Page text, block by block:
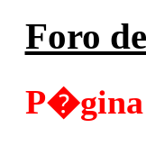
Foro
P�gina